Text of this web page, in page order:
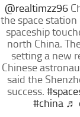
@realtimzz96
the space
spaceship
north China.
setting a new
Chinese
said the
success.
#china ♬